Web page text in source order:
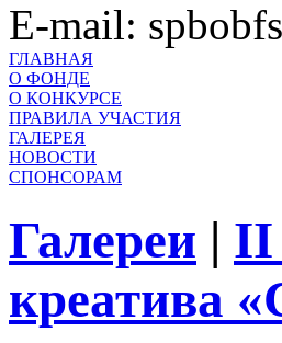
E-mail:
ГЛАВНАЯ
О ФОНДЕ
О КОНКУРСЕ
ПРАВИЛА УЧАСТИЯ
ГАЛЕРЕЯ
НОВОСТИ
СПОНСОРАМ
Галереи | II
креатива